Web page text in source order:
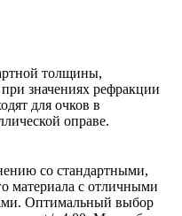
толщины,
значениях рефракции
для очков в
оправе.
со стандартными,
материала с отличными
Оптимальный выбор